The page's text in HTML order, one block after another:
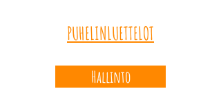
PUHELINLUETTELOT
Hallinto